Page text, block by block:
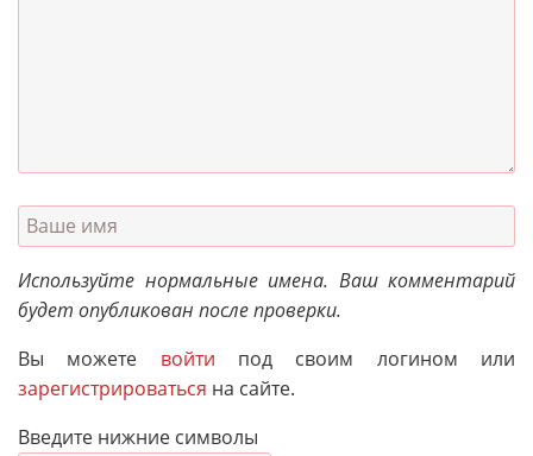
Используйте нормальные имена. Ваш комментарий
будет опубликован после проверки.
Вы можете войти под своим логином или
зарегистрироваться на сайте.
Введите нижние символы